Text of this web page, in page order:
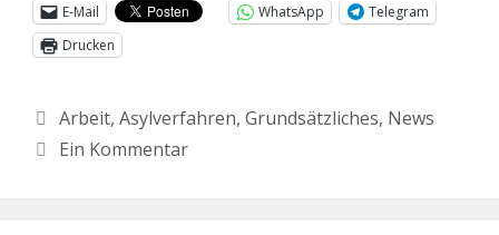
E-Mail
WhatsApp
Telegram
Drucken
Arbeit, Asylverfahren, Grundsätzliches, News
Ein Kommentar